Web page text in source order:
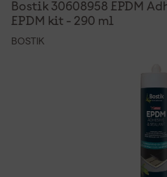
Bostik 30608958 EPDM
EPDM kit - 290 ml
BOSTIK